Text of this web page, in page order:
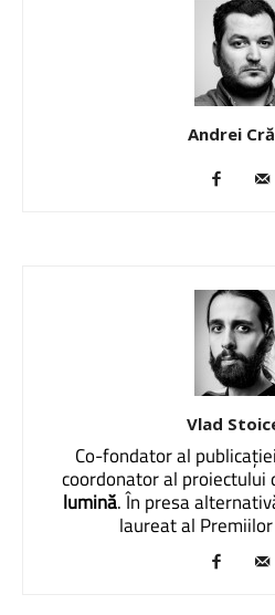
Andrei
Vlad
Co-fondator al publicației
coordonator al proiectului
lumină. În presa
laureat al